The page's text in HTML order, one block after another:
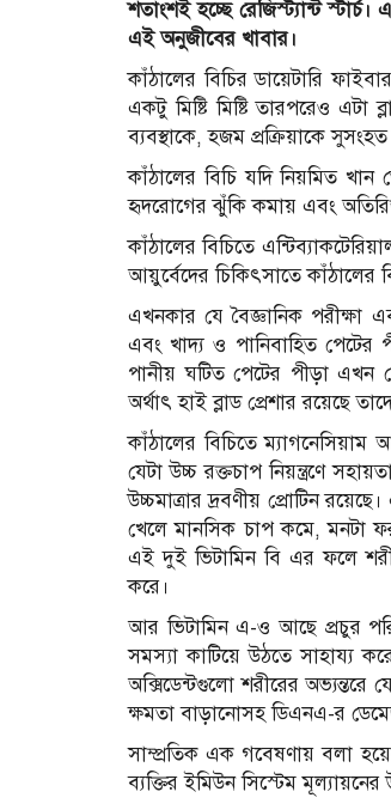
শতাংশই হচ্ছে রেজিস্ট্যান্ট
এই অনুজীবের খাবার।
কাঁঠালের বিচির ডায়েটারি
একটু মিষ্টি মিষ্টি তারপরেও এটা
ব্যবস্থাকে, হজম প্রক্রিয়াকে
কাঁঠালের বিচি যদি নিয়মিত
হৃদরোগের ঝুঁকি কমায় এবং
কাঁঠালের বিচিতে
আয়ুর্বেদের চিকিৎসাতে কাঁঠালের
এখনকার যে বৈজ্ঞানিক পরীক্ষা
এবং খাদ্য ও পানিবাহিত
পানীয় ঘটিত পেটের পীড়া এখন
অর্থাৎ হাই ব্লাড প্রেশার রয়েছে
কাঁঠালের বিচিতে
যেটা উচ্চ রক্তচাপ নিয়ন্ত্রণে
উচ্চমাত্রার দ্রবণীয় প্রোটিন
খেলে মানসিক চাপ কমে, মনটা
এই দুই ভিটামিন বি এর ফলে
করে।
আর ভিটামিন এ-ও আছে প্রচুর
সমস্যা কাটিয়ে উঠতে সাহায্য
অক্সিডেন্টগুলো শরীরের
ক্ষমতা বাড়ানোসহ ডিএনএ-র
সাম্প্রতিক এক গবেষণায় বলা
ব্যক্তির ইমিউন সিস্টেম